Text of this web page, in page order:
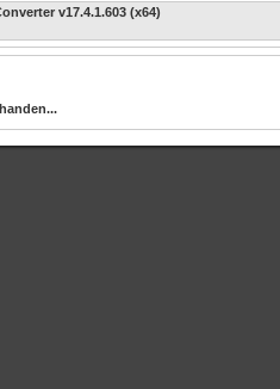
v17.4.1.603 (x64)